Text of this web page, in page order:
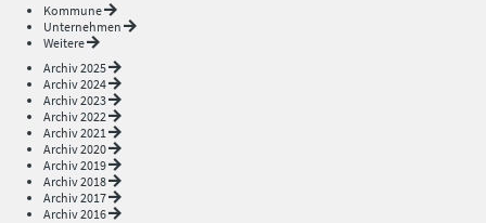
Kommune
Unternehmen
Weitere
Archiv 2025
Archiv 2024
Archiv 2023
Archiv 2022
Archiv 2021
Archiv 2020
Archiv 2019
Archiv 2018
Archiv 2017
Archiv 2016